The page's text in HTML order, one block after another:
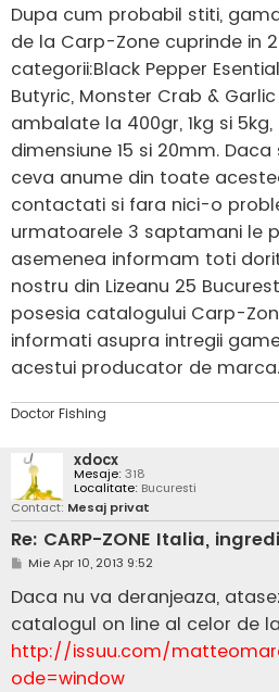
Dupa cum probabil stiti, gama
de la Carp-Zone cuprinde in
categorii:Black Pepper
Butyric, Monster Crab & Garlic
ambalate la 400gr, 1kg si
dimensiune 15 si 20mm.
ceva anume din toate
contactati si fara nici-o
urmatoarele 3 saptamani le
asemenea informam toti
nostru din Lizeanu 25
posesia catalogului Carp-
informati asupra intregii
acestui producator de
Doctor Fishing
xdocx
Mesaje: 318
Localitate: Bucuresti
Contact: Mesaj privat
Re: CARP-ZONE Italia,
M
s
a
j
Mie Apr 10, 2013 9:52
Daca nu va deranjeaza,
catalogul on line al celor de
http://issuu.com/
ode=window